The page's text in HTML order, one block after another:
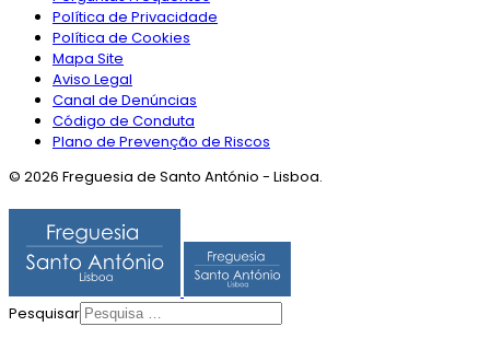
Política de Privacidade
Política de Cookies
Mapa Site
Aviso Legal
Canal de Denúncias
Código de Conduta
Plano de Prevenção de Riscos
© 2026 Freguesia de Santo António - Lisboa.
Pesquisar